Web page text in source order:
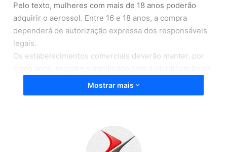
Pelo texto, mulheres com mais de 18 anos poderão
adquirir o aerossol. Entre 16 e 18 anos, a compra
dependerá de autorização expressa dos responsáveis
legais.
Os estabelecimentos comerciais deverão manter, por
substâncias com efeito letal ou toxicidade permanente.
As especificações técnicas e de segurança serão
Mostrar mais